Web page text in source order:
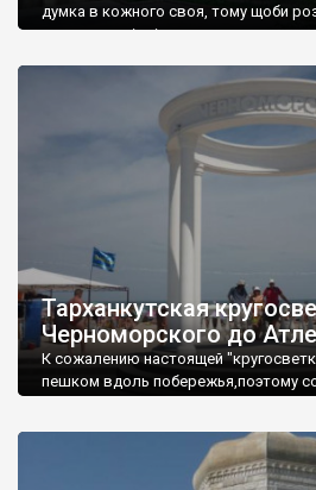
думка в кожного своя, тому щоби
запрошую відвідати це
Тарханкутская
Черноморского до
К сожалению настоящей
пешком вдоль побережья,поэтому